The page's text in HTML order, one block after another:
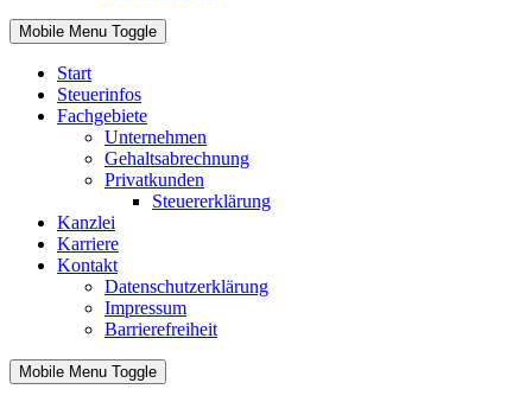
Mobile Menu Toggle
Start
Steuerinfos
Fachgebiete
Unternehmen
Gehaltsabrechnung
Privatkunden
Steuererklärung
Kanzlei
Karriere
Kontakt
Datenschutzerklärung
Impressum
Barrierefreiheit
Mobile Menu Toggle